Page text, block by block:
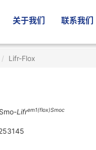
关于我们 联系我们
Lifr-Flox
Lifrem1(flox)Smoc